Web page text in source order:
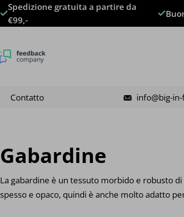
Spedizione gratuita a partire da
€99,-
Contatto info@big-
Gabardine
La gabardine è un tessuto morbido e robusto di
spesso e opaco, quindi è anche molto adatto